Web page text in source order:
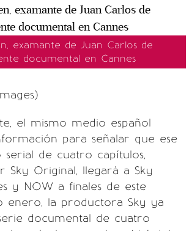
examante de Juan Carlos de
documental en Cannes
el mismo medio español
para señalar que ese
serial de cuatro capítulos,
Sky Original, llegará a Sky
y NOW a finales de este
enero, la productora Sky ya
documental de cuatro